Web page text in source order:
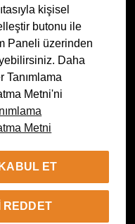
kişisel
butonu ile
Paneli üzerinden
Daha
Tanımlama
Metni'ni
Metni
ET
REDDET